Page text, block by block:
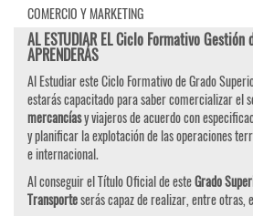
COMERCIO Y MARKETING
AL ESTUDIAR EL Ciclo Formativo Gestión
APRENDERÁS
Al Estudiar este Ciclo Formativo de Grado
estarás capacitado para saber comercializar el
mercancíasy viajeros de acuerdo con
y planificar la explotación de las operaciones
e internacional.
Al conseguir el Título Oficial de esteGrado
Transporteserás capaz de realizar, entre otras,